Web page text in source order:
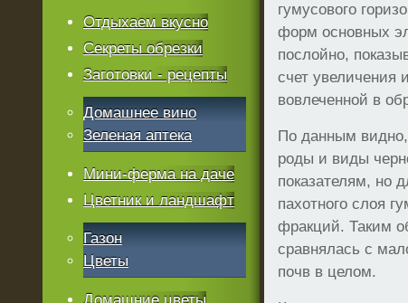
гумусового
форм основных
послойно,
счет увеличения
вовлеченной в
По данным видно,
роды и виды
показателям, но
пахотного слоя
фракций. Таким
сравнялась с
почв в целом.
Отдыхаем вкусно
Секреты обрезки
Заготовки - рецепты
Домашнее вино
Зеленая аптека
Мини-ферма на даче
Цветник и ландшафт
Газон
Цветы